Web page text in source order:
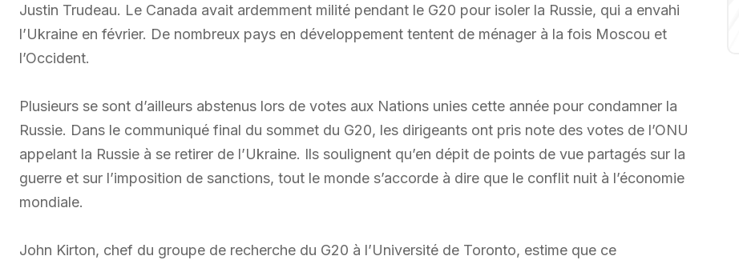
Justin Trudeau. Le Canada avait ardemment milité pendant le G20 pour isoler la Russie, qui a envahi
l’Ukraine en février. De nombreux pays en développement tentent de ménager à la fois Moscou et
l’Occident.
Plusieurs se sont d’ailleurs abstenus lors de votes aux Nations unies cette année pour condamner la
Russie. Dans le communiqué final du sommet du G20, les dirigeants ont pris note des votes de l’ONU
appelant la Russie à se retirer de l’Ukraine. Ils soulignent qu’en dépit de points de vue partagés sur la
guerre et sur l’imposition de sanctions, tout le monde s’accorde à dire que le conflit nuit à l’économie
mondiale.
John Kirton, chef du groupe de recherche du G20 à l’Université de Toronto, estime que ce